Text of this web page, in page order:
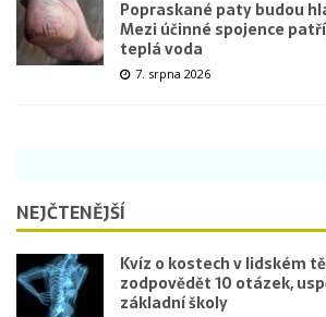
Popraskané paty budou
Mezi účinné spojence
teplá voda
7. srpna 2026
NEJČTENĚJŠÍ
Kvíz o kostech v lidském
zodpovědět 10 otázek,
základní školy